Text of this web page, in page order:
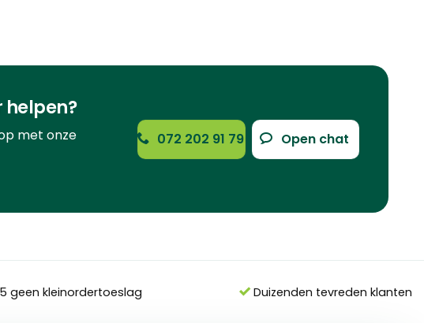
helpen?
met onze
072 202 91 79 Open chat
geen kleinordertoeslag Duizenden tevreden klanten